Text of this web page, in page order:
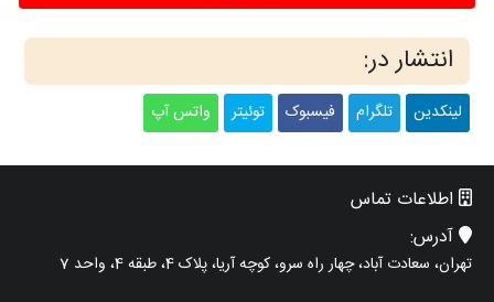
انتشار در:
لینکدین تلگرام فیسبوک توئیتر واتس آپ
اطلاعات تماس
آدرس:
تهران، سعادت آباد، چهار راه سرو، کوچه آریا، پلاک 4، طبقه 4، واحد 7